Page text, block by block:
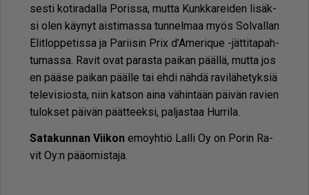
ses­ti ko­ti­ra­dal­la Po­ris­sa, mut­ta Kunk­ka­rei­den li­säk­
si olen käy­nyt ais­ti­mas­sa tun­nel­maa myös Sol­val­lan
Elit­lop­pe­tis­sa ja Pa­rii­sin Prix d’Ame­ri­que -jät­ti­ta­pah­
tu­mas­sa. Ra­vit ovat pa­ras­ta pai­kan pääl­lä, mut­ta jos
en pää­se pai­kan pääl­le tai eh­di näh­dä ra­vi­lä­he­tyk­siä
te­le­vi­si­os­ta, niin kat­son ai­na vä­hin­tään päi­vän ra­vien
tu­lok­set päi­vän päät­teek­si, pal­jas­taa Hur­ri­la.
Sa­ta­kun­nan Vii­konemo­yh­tiö Lal­li Oy on Po­rin Ra­
vit Oy:n pää­o­mis­ta­ja.